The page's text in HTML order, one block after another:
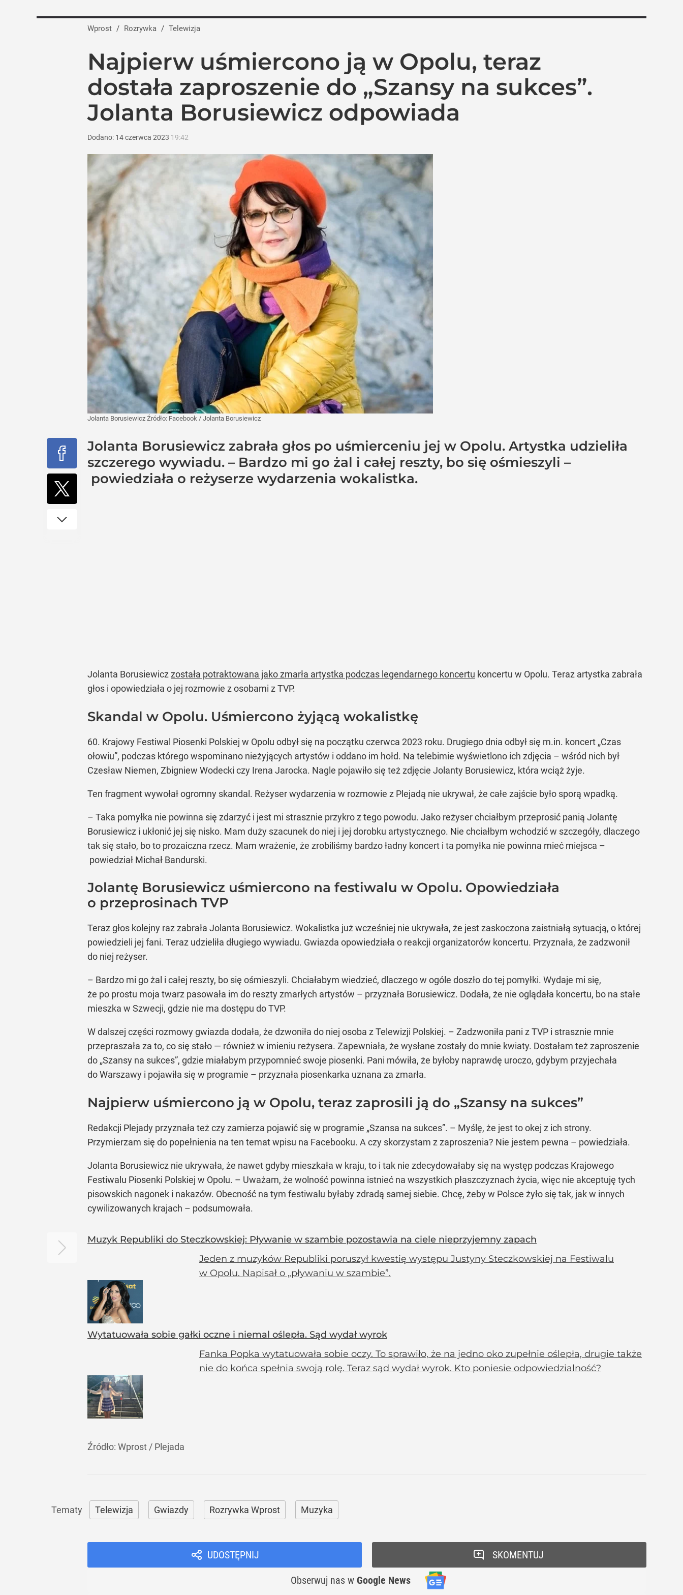
Wprost / Rozrywka / Telewizja
Najpierw uśmiercono ją w Opolu, teraz
dostała zaproszenie do „Szansy na sukces”.
Jolanta Borusiewicz odpowiada
Dodano: 14czerwca 2023 19:42
Jolanta Borusiewicz Źródło: Facebook / Jolanta Borusiewicz
Jolanta Borusiewicz zabrała głos po uśmierceniu jej w Opolu. Artystka udzieliła
szczerego wywiadu. – Bardzo mi go żal i całej reszty, bo się ośmieszyli –
powiedziała o reżyserze wydarzenia wokalistka.
Jolanta Borusiewicz została potraktowana jako zmarła artystka podczas legendarnego koncertu koncertu w Opolu. Teraz artystka zabrała
głos i opowiedziała o jej rozmowie z osobami z TVP.
Skandal w Opolu. Uśmiercono żyjącą wokalistkę
60. Krajowy Festiwal Piosenki Polskiej w Opolu odbył się na początku czerwca 2023 roku. Drugiego dnia odbył się m.in. koncert „Czas
ołowiu”, podczas którego wspominano nieżyjących artystów i oddano im hołd. Na telebimie wyświetlono ich zdjęcia – wśród nich był
Czesław Niemen, Zbigniew Wodecki czy Irena Jarocka. Nagle pojawiło się też zdjęcie Jolanty Borusiewicz, która wciąż żyje.
Ten fragment wywołał ogromny skandal. Reżyser wydarzenia w rozmowie z Plejadą nie ukrywał, że całe zajście było sporą wpadką.
– Taka pomyłka nie powinna się zdarzyć i jest mi strasznie przykro z tego powodu. Jako reżyser chciałbym przeprosić panią Jolantę
Borusiewicz i ukłonić jej się nisko. Mam duży szacunek do niej i jej dorobku artystycznego. Nie chciałbym wchodzić w szczegóły, dlaczego
tak się stało, bo to prozaiczna rzecz. Mam wrażenie, że zrobiliśmy bardzo ładny koncert i ta pomyłka nie powinna mieć miejsca –
powiedział Michał Bandurski.
Jolantę Borusiewicz uśmiercono na festiwalu w Opolu. Opowiedziała
o przeprosinach TVP
Teraz głos kolejny raz zabrała Jolanta Borusiewicz. Wokalistka już wcześniej nie ukrywała, że jest zaskoczona zaistniałą sytuacją, o której
powiedzieli jej fani. Teraz udzieliła długiego wywiadu. Gwiazda opowiedziała o reakcji organizatorów koncertu. Przyznała, że zadzwonił
do niej reżyser.
– Bardzo mi go żal i całej reszty, bo się ośmieszyli. Chciałabym wiedzieć, dlaczego w ogóle doszło do tej pomyłki. Wydaje mi się,
że po prostu moja twarz pasowała im do reszty zmarłych artystów – przyznała Borusiewicz. Dodała, że nie oglądała koncertu, bo na stałe
mieszka w Szwecji, gdzie nie ma dostępu do TVP.
W dalszej części rozmowy gwiazda dodała, że dzwoniła do niej osoba z Telewizji Polskiej. – Zadzwoniła pani z TVP i strasznie mnie
przepraszała za to, co się stało — również w imieniu reżysera. Zapewniała, że wysłane zostały do mnie kwiaty. Dostałam też zaproszenie
do „Szansy na sukces”, gdzie miałabym przypomnieć swoje piosenki. Pani mówiła, że byłoby naprawdę uroczo, gdybym przyjechała
do Warszawy i pojawiła się w programie – przyznała piosenkarka uznana za zmarła.
Najpierw uśmiercono ją w Opolu, teraz zaprosili ją do „Szansy na sukces”
Redakcji Plejady przyznała też czy zamierza pojawić się w programie „Szansa na sukces”. – Myślę, że jest to okej z ich strony.
Przymierzam się do popełnienia na ten temat wpisu na Facebooku. A czy skorzystam z zaproszenia? Nie jestem pewna – powiedziała.
Jolanta Borusiewicz nie ukrywała, że nawet gdyby mieszkała w kraju, to i tak nie zdecydowałaby się na występ podczas Krajowego
Festiwalu Piosenki Polskiej w Opolu. – Uważam, że wolność powinna istnieć na wszystkich płaszczyznach życia, więc nie akceptuję tych
pisowskich nagonek i nakazów. Obecność na tym festiwalu byłaby zdradą samej siebie. Chcę, żeby w Polsce żyło się tak, jak w innych
cywilizowanych krajach – podsumowała.
Muzyk Republiki do Steczkowskiej: Pływanie w szambie pozostawia na ciele nieprzyjemny zapach
Jeden z muzyków Republiki poruszył kwestię występu Justyny Steczkowskiej na Festiwalu
w Opolu. Napisał o „pływaniu w szambie”.
Wytatuowała sobie gałki oczne i niemal oślepła. Sąd wydał wyrok
Fanka Popka wytatuowała sobie oczy. To sprawiło, że na jedno oko zupełnie oślepła, drugie także
nie do końca spełnia swoją rolę. Teraz sąd wydał wyrok. Kto poniesie odpowiedzialność?
Źródło: Wprost / Plejada
Telewizja Gwiazdy Rozrywka Wprost Muzyka
UDOSTĘPNIJ
Obserwuj nas w Google News
SKOMENTUJ